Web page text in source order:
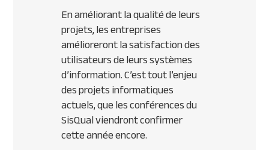
En améliorant la qualité de leurs
projets, les entreprises
amélioreront la satisfaction des
utilisateurs de leurs systèmes
d’information. C’est tout l’enjeu
des projets informatiques
actuels, que les conférences du
SisQual viendront confirmer
cette année encore.